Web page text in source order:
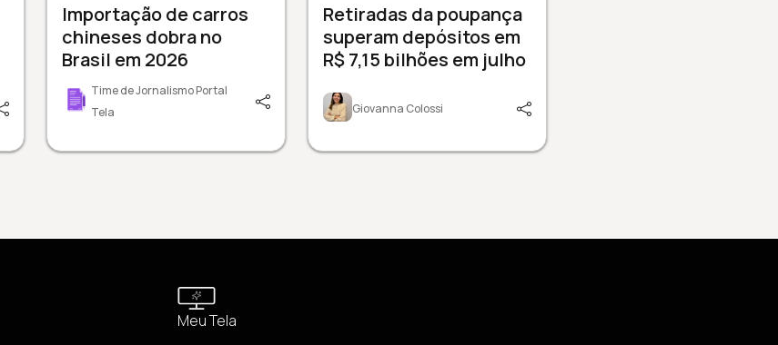
Importação de carros
chineses dobra no
Brasil em 2026
Time de Jornalismo Portal
Tela
Retiradas da poupança
superam depósitos em
R$ 7,15 bilhões em julho
Giovanna Colossi
Meu Tela